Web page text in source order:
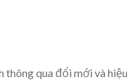
thông qua đổi mới và